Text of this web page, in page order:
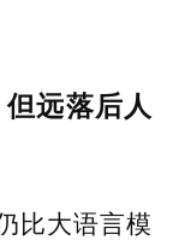
远落后人
比大语言模